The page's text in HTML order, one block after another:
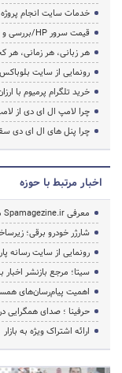
خدمات سایت انجام
قیمت سرور HP/بررسی و خرید سرور اچ پی
هر زبانی، هر زمانی، هر
رونمایی از سایت
خرید تلگرام پرمیوم با
چرا لامپ ال ای دی از
چرا پنل های ال ای دی
اخبار مرتبط با حوزه
معرفی Spamagezine.ir مرجع تخصصی مطالب اسپا، زیبایی و ماساژ
شارژر خودرو برقی؛
رونمایی از سایت رسانه
سیتا؛ مرجع بازنشر اخبار
اهمیت پیام‌رسان‌های
حرفینا ؛ صدای همگرایی
ارائه اشتراک ویژه به